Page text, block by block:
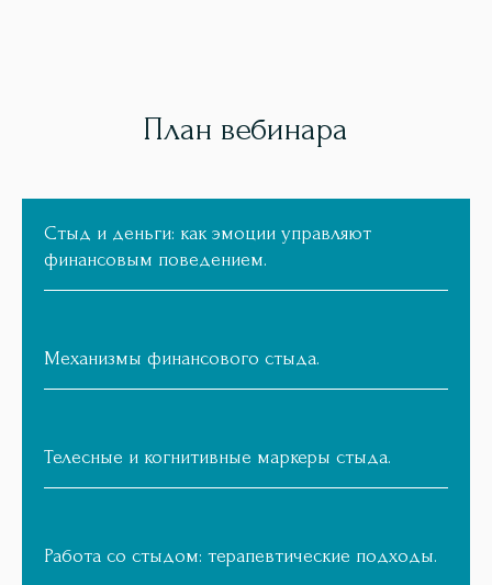
План вебинара
Стыд и деньги: как эмоции управляют
финансовым поведением.
Механизмы финансового стыда.
Телесные и когнитивные маркеры стыда.
Работа со стыдом: терапевтические подходы.